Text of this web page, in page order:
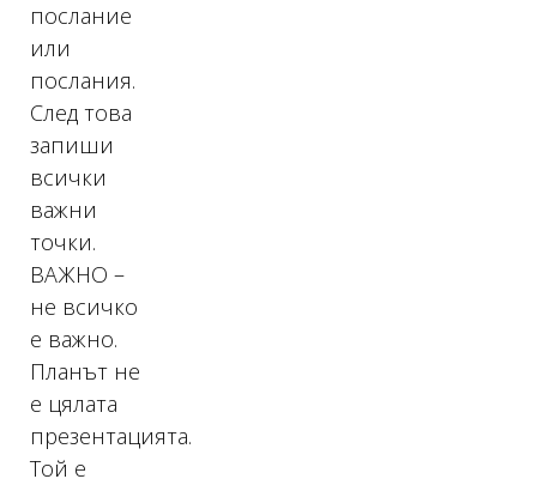
послание
или
послания.
След това
запиши
всички
важни
точки.
ВАЖНО –
не всичко
е важно.
Планът не
е цялата
презентацията.
Той е